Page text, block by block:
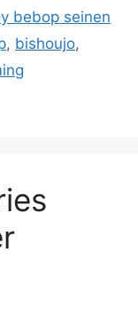
bebop seinen
, bishoujo,